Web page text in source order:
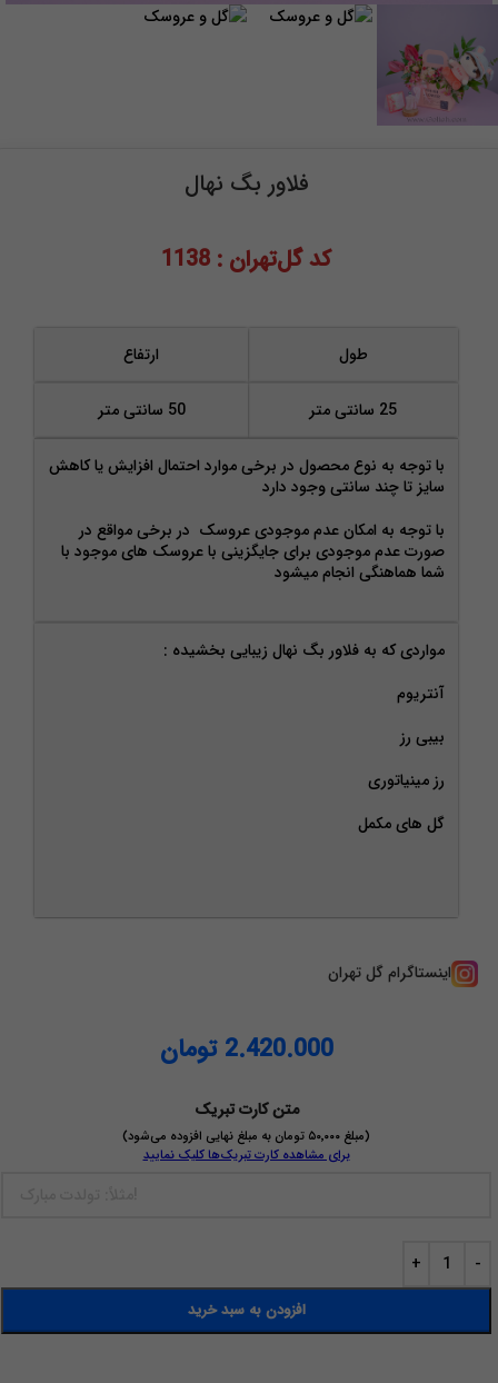
فلاور بگ نهال
کد گل‌تهران : 1138
طول ارتفاع
25 سانتی متر 50 سانتی متر
با توجه به نوع محصول در برخی موارد احتمال افزایش یا کاهش
سایز تا چند سانتی وجود دارد
با توجه به امکان عدم موجودی عروسک در برخی مواقع در
صورت عدم موجودی برای جایگزینی با عروسک های موجود با
شما هماهنگی انجام میشود
مواردی که به فلاور بگ نهال زیبایی بخشیده :
آنتریوم
بیبی رز
رز مینیاتوری
گل های مکمل
اینستاگرام گل تهران
2.420.000 تومان
متن کارت تبریک
(مبلغ ۵۰٬۰۰۰ تومان به مبلغ نهایی افزوده می‌شود)
برای مشاهده کارت تبریک‌ها کلیک نمایید
افزودن به سبد خرید